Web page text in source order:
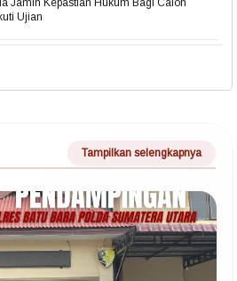
Ujian
Tampilkan selengkapnya